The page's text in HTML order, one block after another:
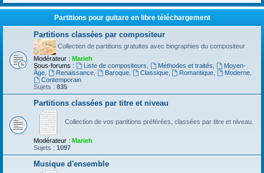
Partitions pour guitare en libre téléchargement
Partitions classées par compositeur
Collection de partitions gratuites avec biographies du compositeur
Modérateur : Marieh
Sous-forums :
Liste de compositeurs Méthodes et traités
Moyen-
Âge
Renaissance, Baroque, Classique, Romantique Moderne
Contemporain
Sujets : 835
Partitions classées par titre et niveau
Collection de vos partitions préférées, classées par titre et niveau.
Modérateur : Marieh
Sujets : 1097
Musique d'ensemble